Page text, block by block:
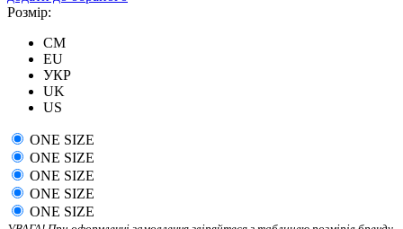
Розмір:
CM
EU
УКР
UK
US
ONE SIZE
ONE SIZE
ONE SIZE
ONE SIZE
ONE SIZE